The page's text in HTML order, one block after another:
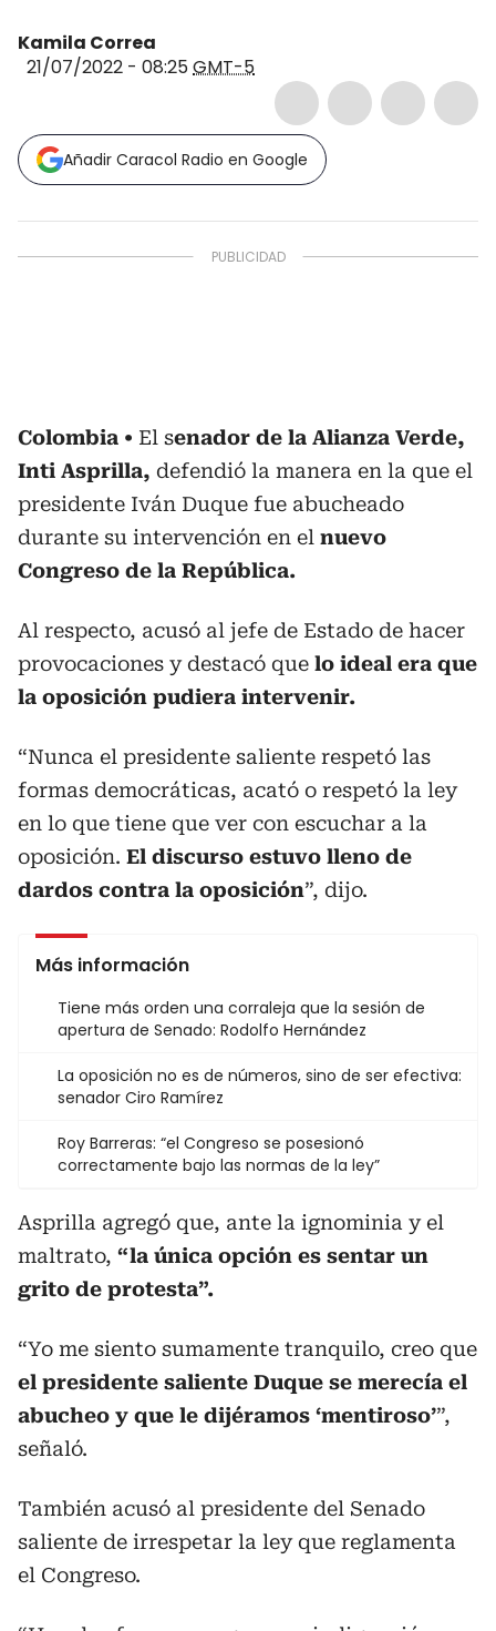
Kamila Correa
21/07/2022 - 08:25GMT-5
Añadir Caracol Radio en Google
Colombia El senador de la Alianza Verde,
Inti Asprilla, defendió la manera en la que el
presidente Iván Duque fue abucheado
durante su intervención en el nuevo
Congreso de la República.
Al respecto, acusó al jefe de Estado de hacer
provocaciones y destacó que lo ideal era que
la oposición pudiera intervenir.
“Nunca el presidente saliente respetó las
formas democráticas, acató o respetó la ley
en lo que tiene que ver con escuchar a la
oposición. El discurso estuvo lleno de
dardos contra la oposición”, dijo.
Más información
Tiene más orden una corraleja que la sesión de
apertura de Senado: Rodolfo Hernández
La oposición no es de números, sino de ser efectiva:
senador Ciro Ramírez
Roy Barreras: “el Congreso se posesionó
correctamente bajo las normas de la ley”
Asprilla agregó que, ante la ignominia y el
maltrato, “la única opción es sentar un
grito de protesta”.
“Yo me siento sumamente tranquilo, creo que
el presidente saliente Duque se merecía el
abucheo y que le dijéramos ‘mentiroso’”,
señaló.
También acusó al presidente del Senado
saliente de irrespetar la ley que reglamenta
el Congreso.